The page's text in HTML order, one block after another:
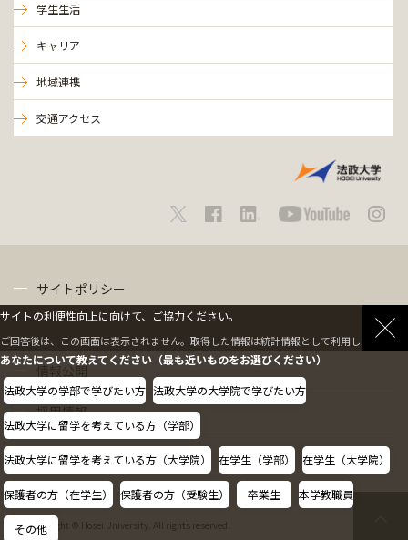
学生生活
キャリア
地域連携
交通アクセス
サイトポリシー
情報公開
採用情報
教職員の方へ
Copyright © Hosei University. All rights reserved.
サイトの利便性向上に向けて、ご協力ください。
ご回答後は、この画面は表示されません。取得した情報は統計情報として利用します。
あなたについて教えてください（最も近いものをお選びください）
法政大学の学部で学びたい方 法政大学の大学院で学びたい方
法政大学に留学を考えている方（学部）
法政大学に留学を考えている方（大学院） 在学生（学部） 在学生（大学院）
保護者の方（在学生） 保護者の方（受験生） 卒業生 本学教職員
その他